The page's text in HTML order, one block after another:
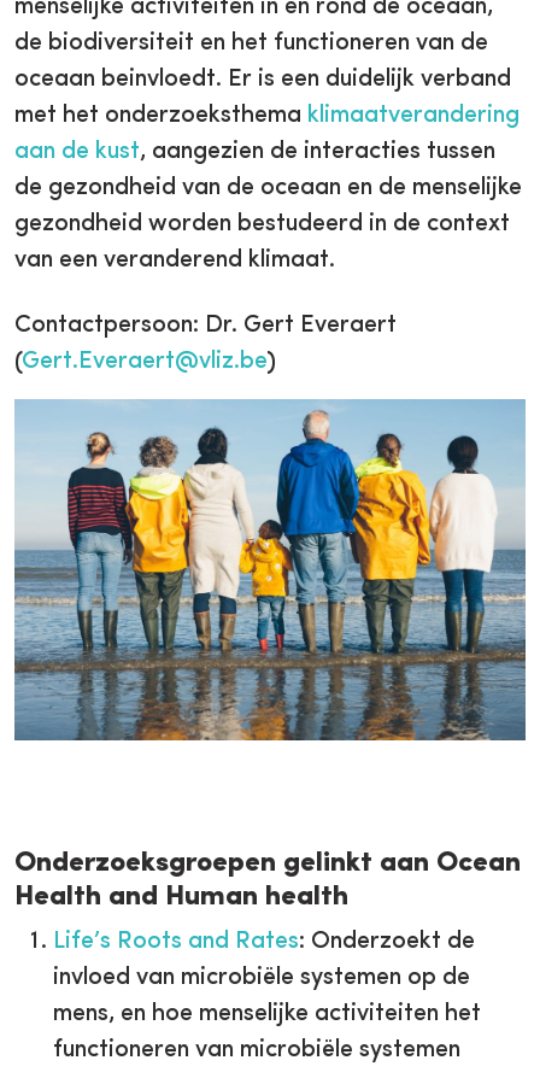
menselijke activiteiten in en rond de oceaan,
de biodiversiteit en het functioneren van de
oceaan beinvloedt. Er is een duidelijk verband
met het onderzoeksthema klimaatverandering
aan de kust, aangezien de interacties tussen
de gezondheid van de oceaan en de menselijke
gezondheid worden bestudeerd in de context
van een veranderend klimaat.
Contactpersoon: Dr. Gert Everaert
(Gert.Everaert@vliz.be)
Onderzoeksgroepen gelinkt aan Ocean
Health and Human health
Life’s Roots and Rates: Onderzoekt de
invloed van microbiële systemen op de
mens, en hoe menselijke activiteiten het
functioneren van microbiële systemen